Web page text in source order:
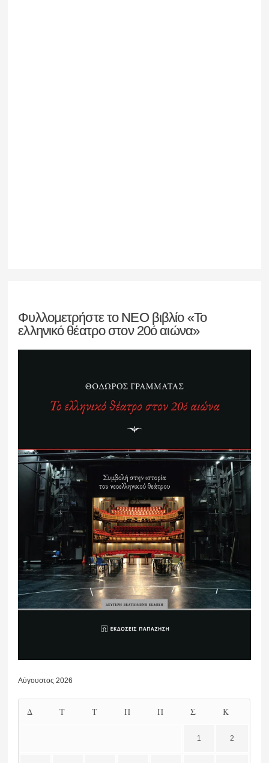
Φυλλομετρήστε το ΝΕΟ βιβλίο «Το
ελληνικό θέατρο στον 20ό αιώνα»
Αύγουστος 2026
Δ Τ Τ Π Π Σ Κ
1 2